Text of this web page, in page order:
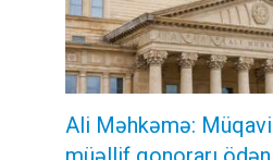
Ali Məhkəmə: